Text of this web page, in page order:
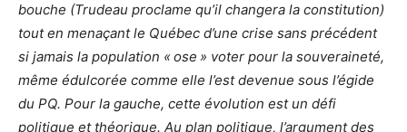
bouche (Trudeau proclame qu’il changera la constitution)
tout en menaçant le Québec d’une crise sans précédent
si jamais la population « ose » voter pour la souveraineté,
même édulcorée comme elle l’est devenue sous l’égide
du PQ. Pour la gauche, cette évolution est un défi
politique et théorique. Au plan politique, l’argument des